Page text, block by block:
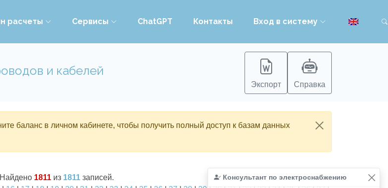
расчеты Сервисы ChatGPT Контакты Вход в систему
и кабелей
Экспорт Справка
баланс в личном кабинете, чтобы получить полный доступ к базам данных
Консультант по электроснабжению
Найдено 1811 из 1811 записей.